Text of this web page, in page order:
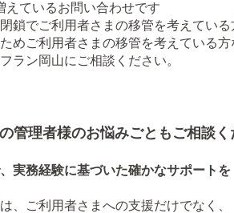
えているお問い合わせです
鎖でご利用者さまの移管を考えている
めご利用者さまの移管を考えている方
ラン岡山にご相談ください。
管理者様のお悩みごともご相談く
実務経験に基づいた確かなサポートを
、ご利用者さまへの支援だけでなく、